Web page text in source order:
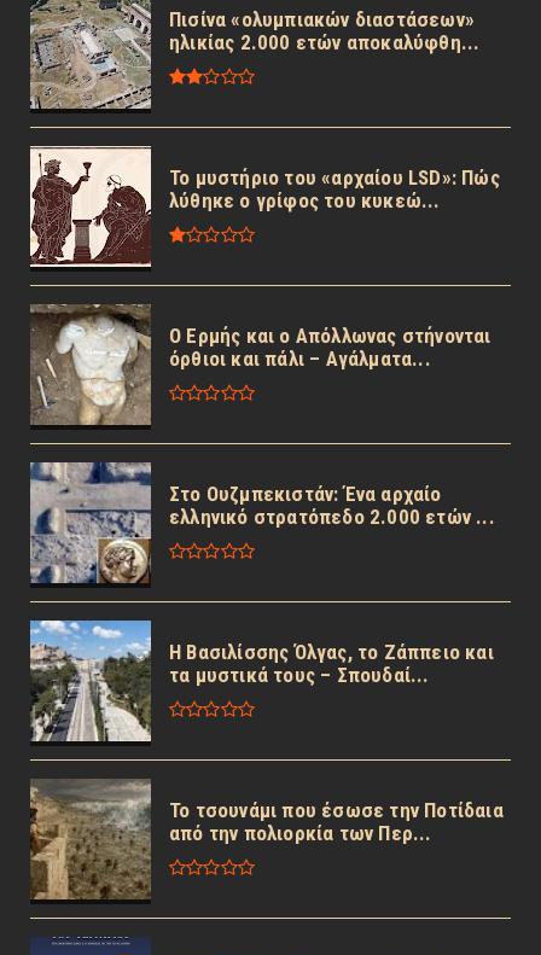
Πισίνα «ολυμπιακών διαστάσεων»
ηλικίας 2.000 ετών αποκαλύφθη...
Το μυστήριο του «αρχαίου LSD»: Πώς
λύθηκε ο γρίφος του κυκεώ...
Ο Ερμής και ο Απόλλωνας στήνονται
όρθιοι και πάλι – Αγάλματα...
Στο Ουζμπεκιστάν: Ένα αρχαίο
ελληνικό στρατόπεδο 2.000 ετών ...
Η Βασιλίσσης Όλγας, το Ζάππειο και
τα μυστικά τους – Σπουδαί...
Το τσουνάμι που έσωσε την Ποτίδαια
από την πολιορκία των Περ...